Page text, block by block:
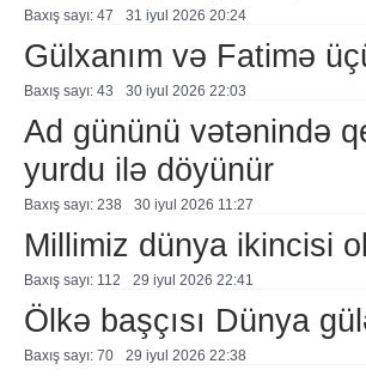
Baxış sayı: 47 31 i̇yul 2026 20:24
Gülxanım və Fatimə
Baxış sayı: 43 30 i̇yul 2026 22:03
Ad gününü vətənində
yurdu ilə döyünür
Baxış sayı: 238 30 i̇yul 2026 11:27
Millimiz dünya ikincisi
Baxış sayı: 112 29 i̇yul 2026 22:41
Ölkə başçısı Dünya
Baxış sayı: 70 29 i̇yul 2026 22:38